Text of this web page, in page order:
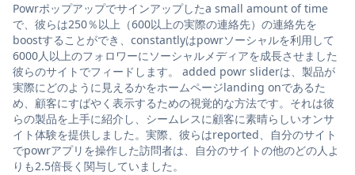
Powrポップアップでサインアップしたa small amount of time
で、彼らは250％以上（600以上の実際の連絡先）の連絡先を
boostすることができ、constantlyはpowrソーシャルを利用して
6000人以上のフォロワーにソーシャルメディアを成長させました
彼らのサイトでフィードします。 added powr sliderは、製品が
実際にどのように見えるかをホームページlanding onであるた
め、顧客にすばやく表示するための視覚的な方法です。それは彼
らの製品を上手に紹介し、シームレスに顧客に素晴らしいオンサ
イト体験を提供しました。実際、彼らはreported、自分のサイト
でpowrアプリを操作した訪問者は、自分のサイトの他のどの人よ
りも2.5倍長く関与していました。